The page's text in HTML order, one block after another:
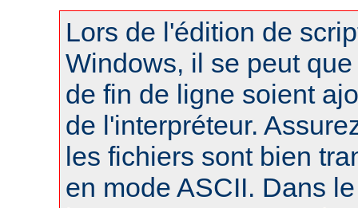
Lors de l'édition de
Windows, il se peut
de fin de ligne soient
de l'interpréteur.
les fichiers sont bien
en mode ASCII. Dans